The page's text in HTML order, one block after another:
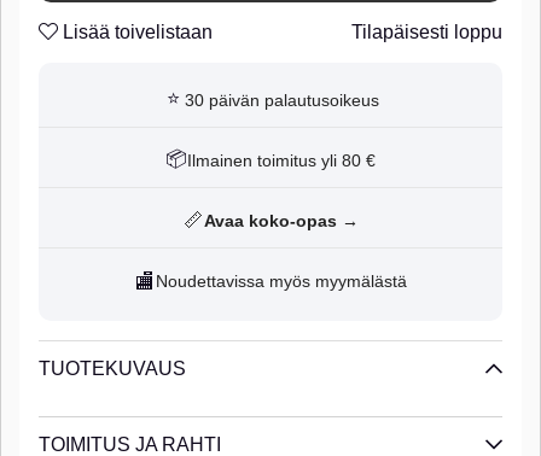
Lisää toivelistaan Tilapäisesti loppu
⭐ 30 päivän palautusoikeus
📦 Ilmainen toimitus yli 80 €
📏Avaa koko-opas →
🏬 Noudettavissa myös myymälästä
TUOTEKUVAUS
TOIMITUS JA RAHTI